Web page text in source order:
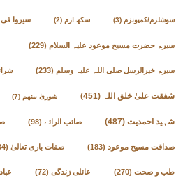
سوشلزم/کمیونزم (3) سکھ ازم (2) سیروا فی
سیرۃ حضرت مسیح موعود علیہ السلام (229)
سیرۃ خیرالرسل صلی اللہ علیہ وسلم (233)
شفقت علیٰ خلق اللہ (451) شوریٰ بینھم (7)
شہید احمدیت(487) صائب الرائے (98)
صداقت مسیح موعود(183) صفات باری تعالیٰ(34)
طب و صحت(270) عائلی زندگی(72)